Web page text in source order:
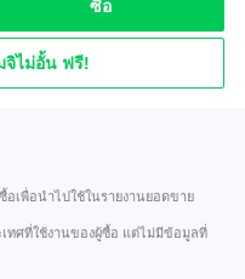
ซื้อ
จิไม่อั้น ฟรี!
อเพื่อนำไปใช้ในรายงานยอดขาย
ทศที่ใช้งานของผู้ซื้อ แต่ไม่มีข้อมูลที่